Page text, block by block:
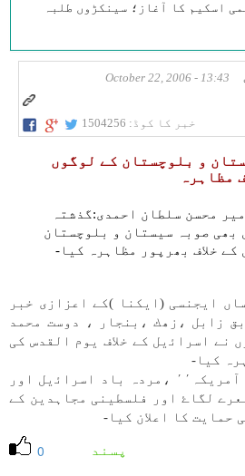
اسکیم کا آغاز؛ سینکڑوں طلبہ
13:43 - October 22, 2006
خبر کا کوڈ: 1504256
و بلوچستان كے لوگوں
مظاہرہ
محسن سلطان احمدی:گذشتہ
بھی صوبہ سيستان و بلوچستان
خلاف بھرپور مظاہرہ كيا-
ايجنسی (ايكنا )كے اعزازی خبر
زابل ،زھك ،بنجار ، دوست محمد
نے اسراﺋيل كے خلاف يوم القدس كی
كيا-
مظاہرين نے ٫مردہ باد آمريكہ٬٬ ،مردہ باد اسراﺋيل اور
لگاۓ اور فلسطينی مجاہدين كے
حمايت كا اعلان كيا-
0 پسند